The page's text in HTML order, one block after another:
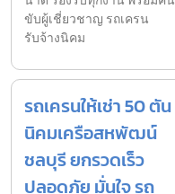
ขับผู้เชี่ยวชาญ รถเครน
รับจ้างนิคม
รถเครนให้เช่า 50 ตัน
นิคมเครือสหพัฒน์
ชลบุรี ยกรวดเร็ว
ปลอดภัย มั่นใจ รถ